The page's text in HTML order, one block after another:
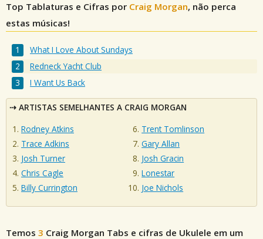
Top Tablaturas e Cifras por Craig Morgan, não perca
estas músicas!
What I Love About Sundays
Redneck Yacht Club
I Want Us Back
ARTISTAS SEMELHANTES A CRAIG MORGAN
Rodney Atkins
Trace Adkins
Josh Turner
Chris Cagle
Billy Currington
Trent Tomlinson
Gary Allan
Josh Gracin
Lonestar
Joe Nichols
Temos 3 Craig Morgan Tabs e cifras de Ukulele em um